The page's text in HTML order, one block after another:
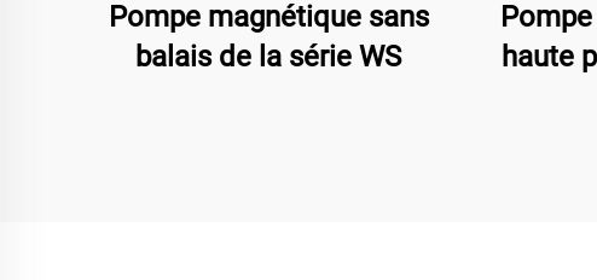
Pompe magnétique sans
balais de la série WS
haute